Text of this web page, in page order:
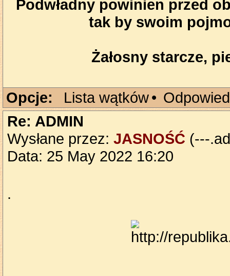
Podwładny powinien przed
tak by swoim
Żałosny starcze,
Opcje: Lista wątków•
Re: ADMIN
Wysłane przez: JASNOŚĆ (---
Data: 25 May 2022 16:20
.